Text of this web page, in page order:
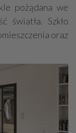
pożądana we
światła. Szkło
oraz